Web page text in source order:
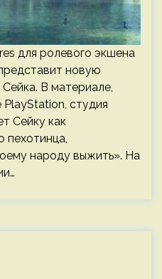
для ролевого экшена
новую
В материале,
студия
Сейку как
пехотинца,
народу выжить». На